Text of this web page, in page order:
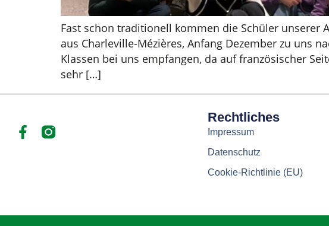
Fast schon traditionell kommen die Schüler unserer
aus Charleville-Mézières, Anfang Dezember zu uns
Klassen bei uns empfangen, da auf französischer
sehr […]
Rechtliches
Impressum
Datenschutz
Cookie-Richtlinie (EU)